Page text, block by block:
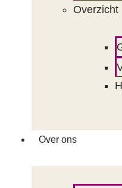
Overzicht
Over ons